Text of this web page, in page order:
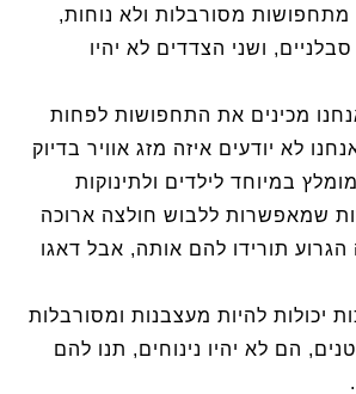
מתחפושות מסורבלות ולא נוחות,
סבלניים, ושני הצדדים לא יהיו
מכינים את התחפושות לפחות
לא יודעים איזה מזג אוויר בדיוק
במיוחד לילדים ולתינוקות
שמאפשרות ללבוש חולצה ארוכה
תורידו להם אותה, אבל דאגו
יכולות להיות מעצבנות ומסורבלות
הם לא יהיו נינוחים, תנו להם